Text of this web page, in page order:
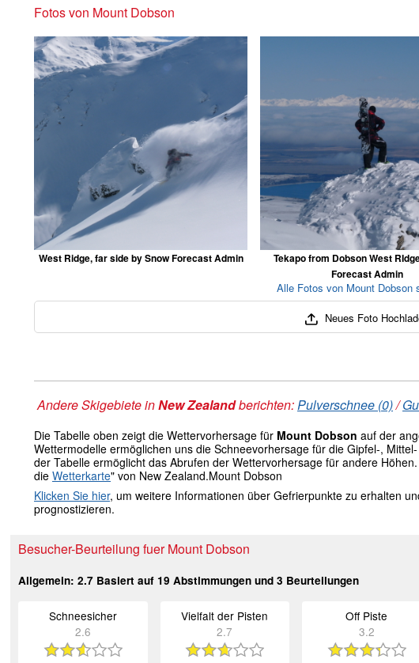
Fotos von Mount Dobson
West Ridge, far side by Snow Forecast Admin
Tekapo from Dobson West
Forecast Admin
Alle Fotos von Mount Dobson
Neues Foto
Andere Skigebiete inNew Zealandberichten:Pulverschnee (0)/
Die Tabelle oben zeigt die Wettervorhersage für Mount Dobson auf der
Wettermodelle ermöglichen uns die Schneevorhersage für die Gipfel-,
der Tabelle ermöglicht das Abrufen der Wettervorhersage für andere
die Wetterkarte" von New Zealand.Mount Dobson
Klicken Sie hier, um weitere Informationen über Gefrierpunkte zu erhalten
prognostizieren.
Besucher-Beurteilung fuer Mount Dobson
Allgemein: 2.7 Basiert auf 19 Abstimmungen und 3 Beurteilungen
Schneesicher
2.6
Vielfalt der Pisten
2.7
Off Piste
3.2